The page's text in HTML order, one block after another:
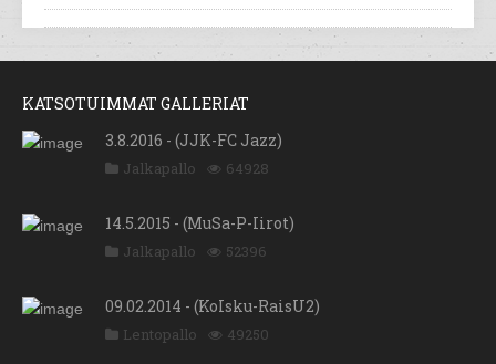
KATSOTUIMMAT GALLERIAT
3.8.2016 - (JJK-FC Jazz)
Jalkapallo 64928
14.5.2015 - (MuSa-P-Iirot)
Jalkapallo 52396
09.02.2014 - (KoIsku-RaisU2)
Lentopallo 49250